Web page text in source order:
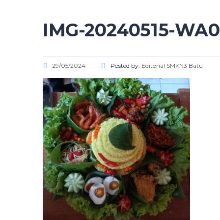
IMG-20240515-
29/05/2024 Posted by: Editorial SMKN3 Batu